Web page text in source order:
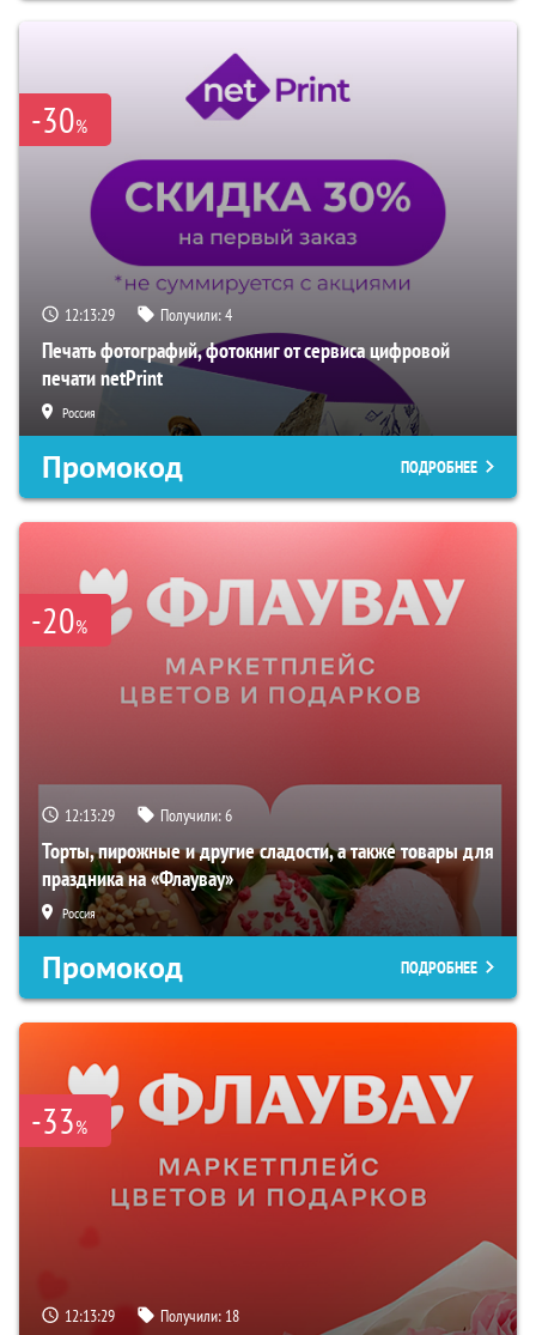
-30%
12:13:28 Получили:4
Печать фотографий, фотокниг от сервиса цифровой
печати netPrint
Россия
Промокод ПОДРОБНЕЕ
-20%
12:13:28 Получили:6
Торты, пирожные и другие сладости, а также товары для
праздника на «Флаувау»
Россия
Промокод ПОДРОБНЕЕ
-33%
12:13:28 Получили: 18